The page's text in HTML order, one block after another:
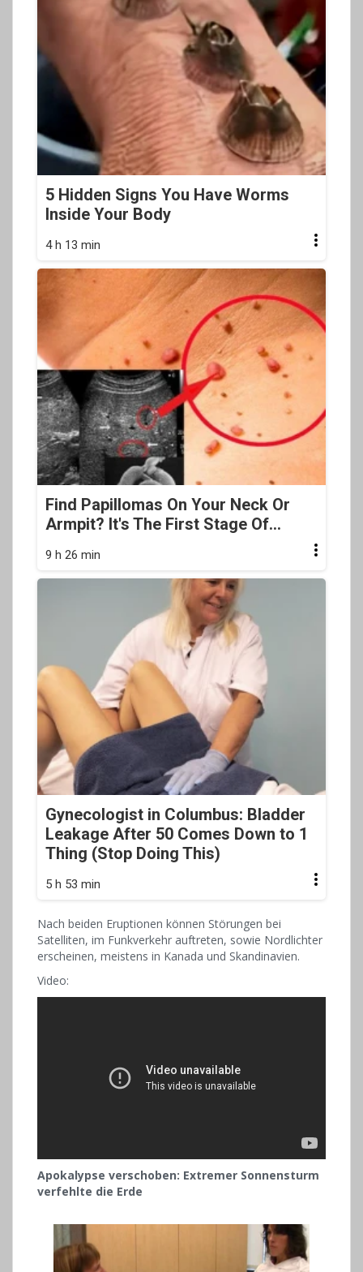
5 Hidden Signs You Have Worms
Inside Your Body
4 h 13 min
Find Papillomas On Your Neck Or
Armpit? It's The First Stage Of...
9 h 26 min
Gynecologist in Columbus: Bladder
Leakage After 50 Comes Down to 1
Thing (Stop Doing This)
5 h 53 min
Nach beiden Eruptionen können Störungen bei
Satelliten, im Funkverkehr auftreten, sowie Nordlichter
erscheinen, meistens in Kanada und Skandinavien.
Video:
Apokalypse verschoben: Extremer Sonnensturm
verfehlte die Erde